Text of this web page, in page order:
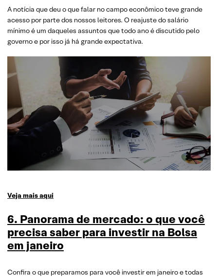
A notícia que deu o que falar no campo econômico teve grande
acesso por parte dos nossos leitores. O reajuste do salário
mínimo é um daqueles assuntos que todo ano é discutido pelo
governo e por isso já há grande expectativa.
Veja mais aqui
6. Panorama de mercado: o que você
precisa saber para investir na Bolsa
em janeiro
Confira o que preparamos para você investir em janeiro e todas